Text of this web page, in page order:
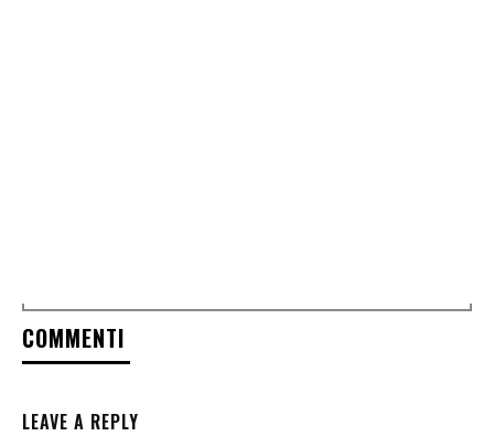
COMMENTI
LEAVE A REPLY